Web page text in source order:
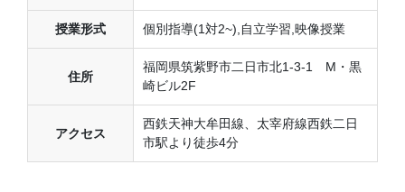
授業形式 個別指導(1対2~),自立学習,映像授業
住所
福岡県筑紫野市二日市北1-3-1 M・黒
崎ビル2F
アクセス
西鉄天神大牟田線、太宰府線西鉄二日
市駅より徒歩4分